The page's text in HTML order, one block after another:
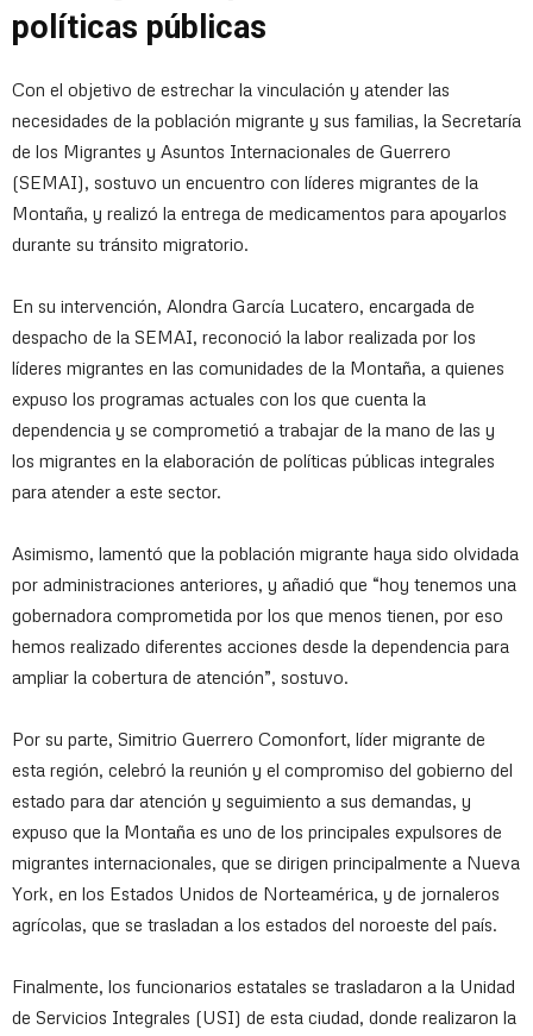
políticas públicas
Con el objetivo de estrechar la vinculación y atender las
necesidades de la población migrante y sus familias, la Secretaría
de los Migrantes y Asuntos Internacionales de Guerrero
(SEMAI), sostuvo un encuentro con líderes migrantes de la
Montaña, y realizó la entrega de medicamentos para apoyarlos
durante su tránsito migratorio.
En su intervención, Alondra García Lucatero, encargada de
despacho de la SEMAI, reconoció la labor realizada por los
líderes migrantes en las comunidades de la Montaña, a quienes
expuso los programas actuales con los que cuenta la
dependencia y se comprometió a trabajar de la mano de las y
los migrantes en la elaboración de políticas públicas integrales
para atender a este sector.
Asimismo, lamentó que la población migrante haya sido olvidada
por administraciones anteriores, y añadió que “hoy tenemos una
gobernadora comprometida por los que menos tienen, por eso
hemos realizado diferentes acciones desde la dependencia para
ampliar la cobertura de atención”, sostuvo.
Por su parte, Simitrio Guerrero Comonfort, líder migrante de
esta región, celebró la reunión y el compromiso del gobierno del
estado para dar atención y seguimiento a sus demandas, y
expuso que la Montaña es uno de los principales expulsores de
migrantes internacionales, que se dirigen principalmente a Nueva
York, en los Estados Unidos de Norteamérica, y de jornaleros
agrícolas, que se trasladan a los estados del noroeste del país.
Finalmente, los funcionarios estatales se trasladaron a la Unidad
de Servicios Integrales (USI) de esta ciudad, donde realizaron la